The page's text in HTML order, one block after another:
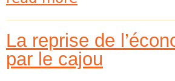
La reprise de
par le cajou